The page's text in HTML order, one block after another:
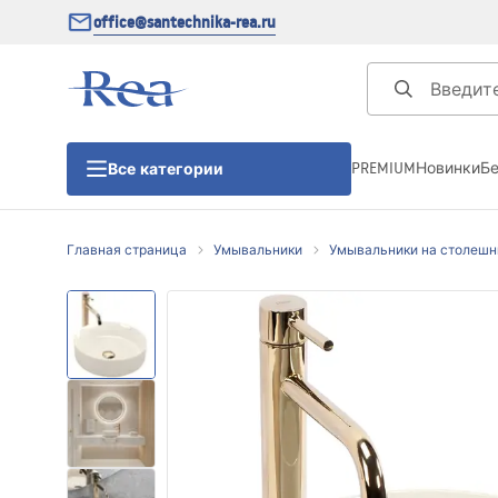
office@santechnika-rea.ru
Все категории
Душевые двери
Душевые поддоны
Линейные трапы для душа
PREMIUMНовинки
Главная страница Умывальники Умывальники на